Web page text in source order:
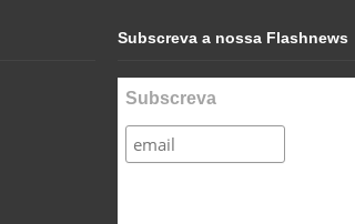
Subscreva a nossa Flashnews
Subscreva